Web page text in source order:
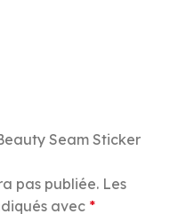
Seam Sticker
pas publiée. Les
avec *